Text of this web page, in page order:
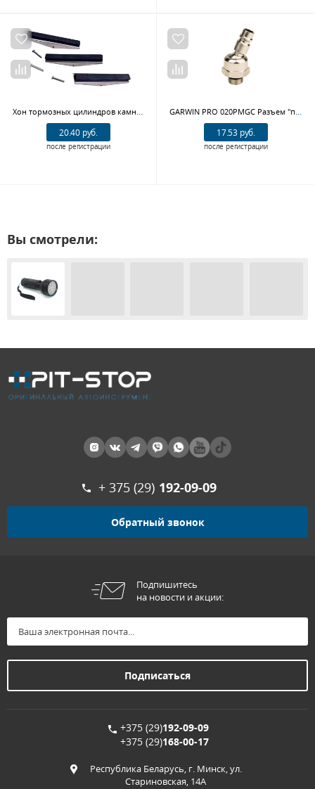
Хон тормозных цилиндров камни 4" AE&T TA-F1026 (100мм, 3 шт)
20.40 руб.
после регистрации
GARWIN PRO 020PMGC Разъем "папа" - наружная резьба G1/8 c уплотнителем; карданного типа
17.53 руб.
после регистрации
Вы смотрели:
+ 375 (29) 192-09-09
Обратный звонок
Подпишитесь
на новости и акции:
+375 (29)192-09-09
+375 (29)168-00-17
Республика Беларусь, г. Минск, ул.
Стариновская, 14А